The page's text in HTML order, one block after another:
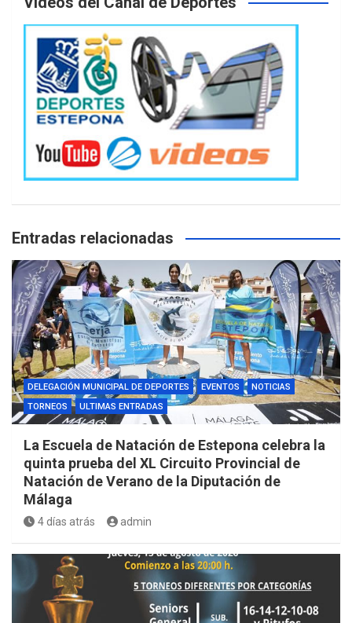
Entradas relacionadas
DELEGACIÓN MUNICIPAL DE DEPORTES EVENTOS
NOTICIAS
TORNEOS
ULTIMAS ENTRADAS
La Escuela de Natación de Estepona celebra la
quinta prueba del XL Circuito Provincial de
Natación de Verano de la Diputación de
Málaga
4 días atrás admin